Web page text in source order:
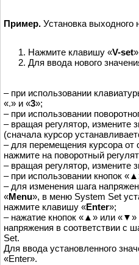
Пример. Установка выходного
Нажмите клавишу «V-set
Для ввода нового
– при использовании
«.» и «3»;
– при использовании
– вращая регулятор, измените
(сначала курсор
– для перемещения курсора от
нажмите на поворотный
– вращая регулятор, измените
– при использовании кнопок
– для изменения шага
«Menu», в меню System Set
нажмите клавишу «Enter»;
– нажатие кнопок «▲» или «▼»
напряжения в соответствии с
Set.
Для ввода установленного
«Enter».